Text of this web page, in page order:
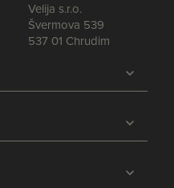
Velija s.r.o.
Švermova 539
537 01 Chrudim
expand_more
expand_more
expand_more